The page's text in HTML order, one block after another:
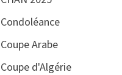
Condoléance
Coupe Arabe
Coupe d'Algérie